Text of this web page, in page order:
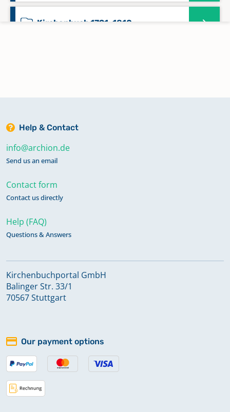
Kirchenbuch 1791-1810
Kirchenbuch 1829-1832
Taufen 1830-1843
Taufen 1843-1860
Taufen 1860-1885
Taufen 1885-1924
Taufen, Konfirmationen 1661-1764
Help & Contact
info@archion.de
Send us an email
Contact form
Contact us directly
Help (FAQ)
Questions & Answers
Kirchenbuchportal GmbH
Balinger Str. 33/1
70567 Stuttgart
Our payment options